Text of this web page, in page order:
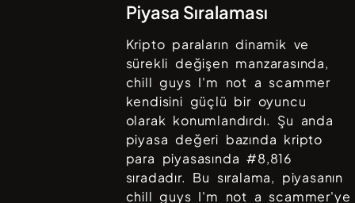
Piyasa Sıralaması
Kripto paraların dinamik ve
sürekli değişen manzarasında,
chill guys I'm not a scammer
kendisini güçlü bir oyuncu
olarak konumlandırdı. Şu anda
piyasa değeri bazında kripto
para piyasasında #8,816
sıradadır. Bu sıralama, piyasanın
chill guys I'm not a scammer'ye